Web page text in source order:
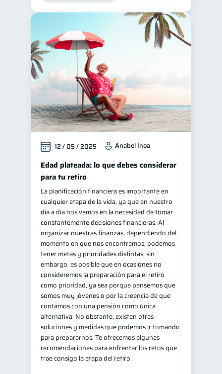
12 / 05 / 2025 Anabel Inoa
Edad plateada: lo que debes considerar
para tu retiro
La planificación financiera es importante en
cualquier etapa de la vida, ya que en nuestro
día a día nos vemos en la necesidad de tomar
constantemente decisiones financieras. Al
organizar nuestras finanzas, dependiendo del
momento en que nos encontremos, podemos
tener metas y prioridades distintas; sin
embargo, es posible que en ocasiones no
consideremos la preparación para el retiro
como prioridad, ya sea porque pensemos que
somos muy jóvenes o por la creencia de que
contamos con una pensión como única
alternativa. No obstante, existen otras
soluciones y medidas que podemos ir tomando
para prepararnos. Te ofrecemos algunas
recomendaciones para enfrentar los retos que
trae consigo la etapa del retiro.